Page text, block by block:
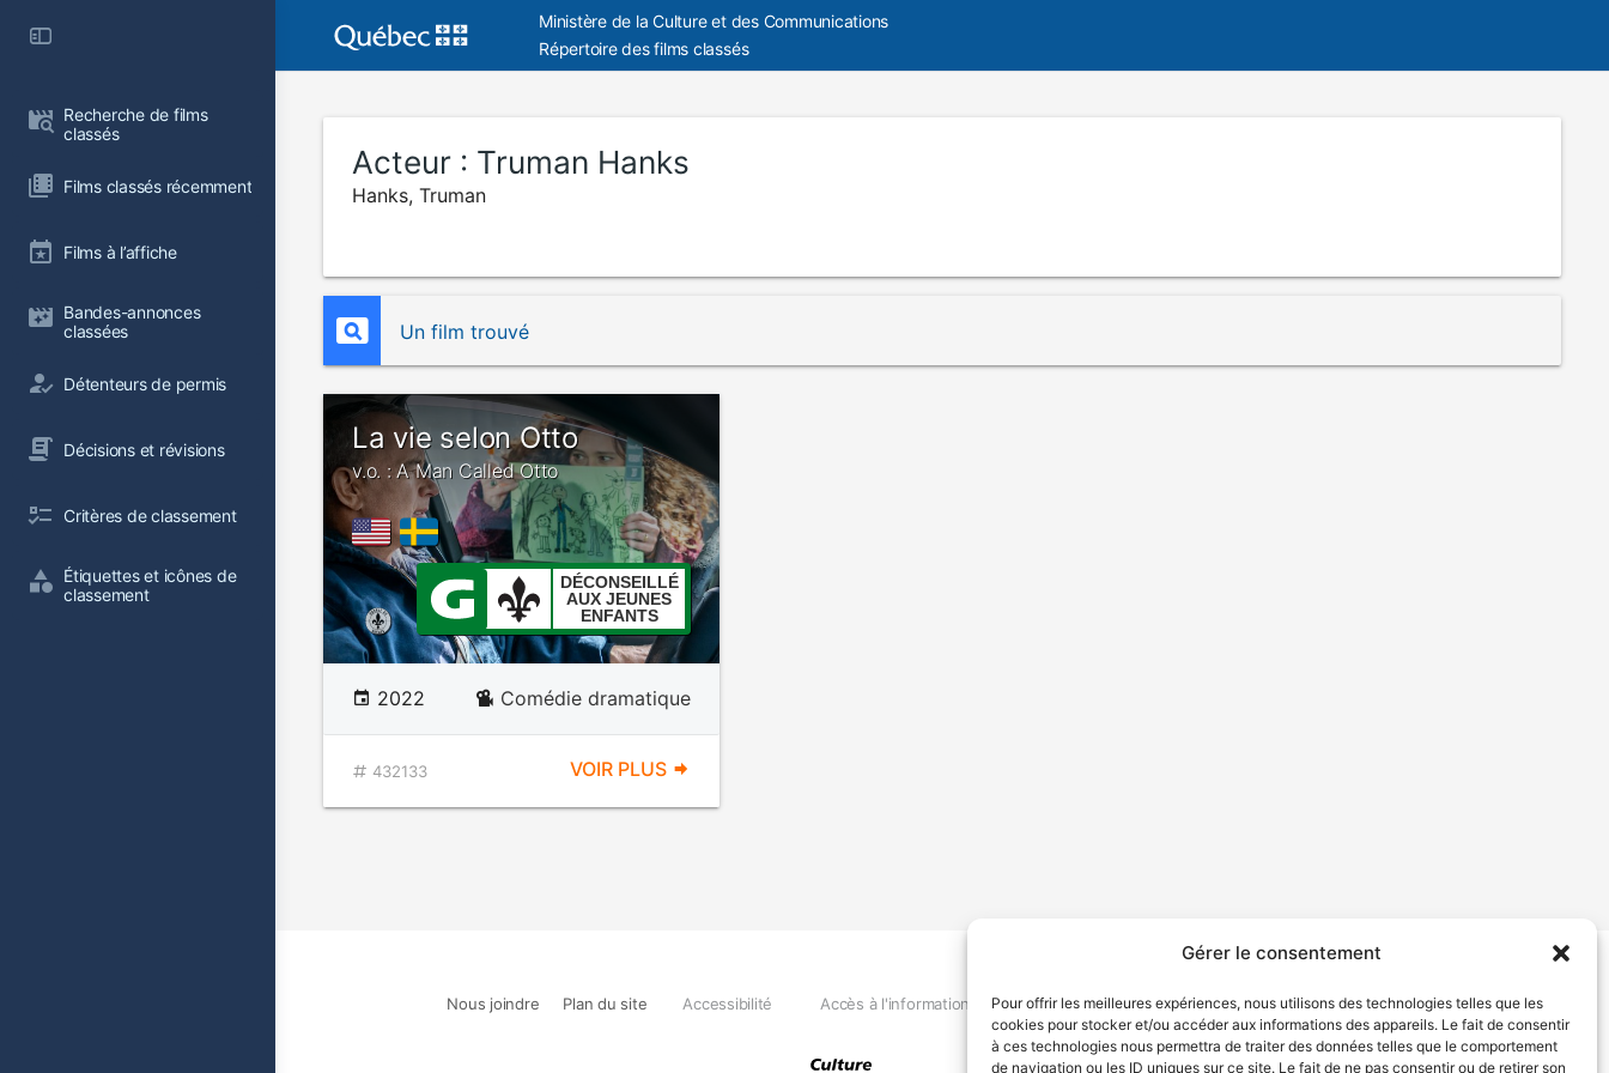
Gérer le consentement
Pour offrir les meilleures expériences, nous utilisons des technologies telles que les
cookies pour stocker et/ou accéder aux informations des appareils. Le fait de consentir
à ces technologies nous permettra de traiter des données telles que le comportement
de navigation ou les ID uniques sur ce site. Le fait de ne pas consentir ou de retirer son
Recherche de films
classés
Films classés récemment
Films à l’affiche
Bandes-annonces
classées
Détenteurs de permis
Décisions et révisions
Critères de classement
Étiquettes et icônes de
classement
Ministère de la Culture et des Communications
Répertoire des films classés
Acteur : Truman Hanks
Hanks, Truman
Un film trouvé
La vie selon Otto
v.o. : A Man Called Otto
DÉCONSEILLÉ
AUX JEUNES
ENFANTS
2022 Comédie dramatique
432133 VOIR PLUS
Nous joindre Plan du site Accessibilité Accès à l'information Déclaration de services Politique de confidentialité